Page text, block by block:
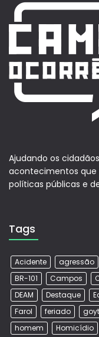
Ajudando os
acontecimentos que
políticas públicas e
Tags
Acidente agressão
BR-101
Campos
DEAM
Destaque
Farol
feriado
homem
Homicídio